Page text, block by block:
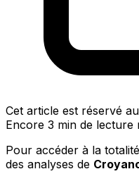
Cet article est réservé
Encore 3 min de lecture
Pour accéder à la
des analyses de